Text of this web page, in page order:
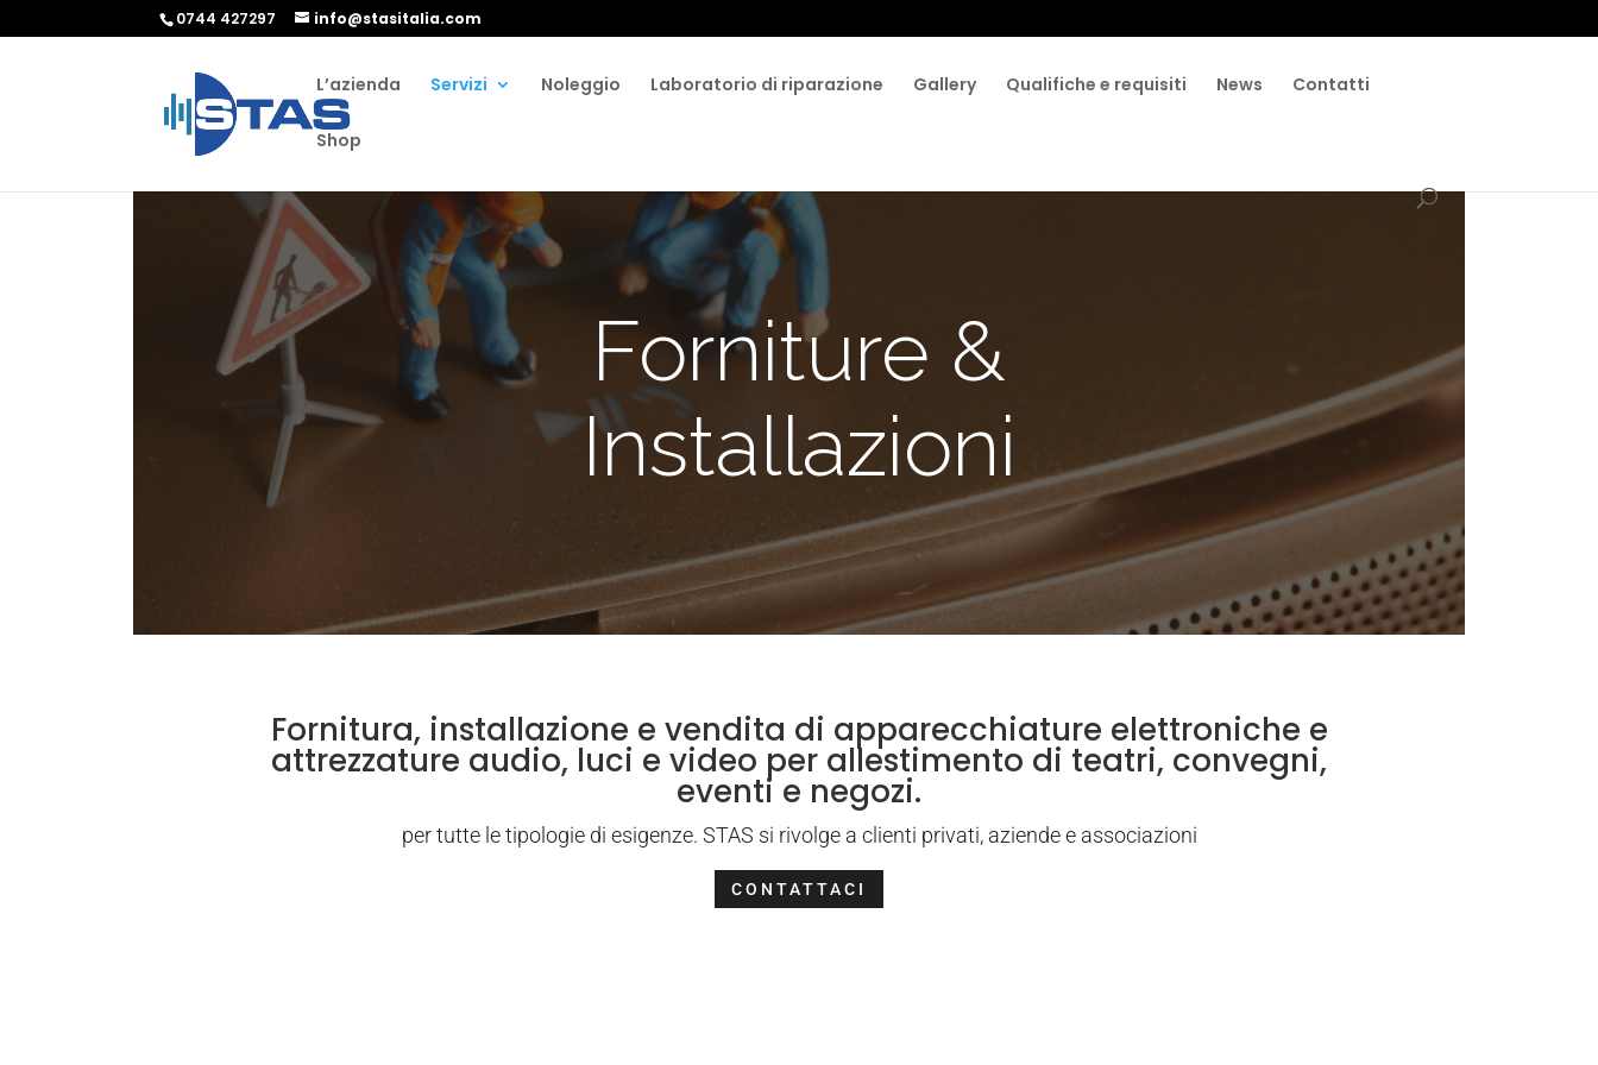
0744 427297 info@stasitalia.com
L’azienda Servizi Noleggio Laboratorio di riparazione Gallery Qualifiche e requisiti News Contatti
Shop
Forniture &
Installazioni
Fornitura, installazione e vendita di apparecchiature elettroniche e
attrezzature audio, luci e video per allestimento di teatri, convegni,
eventi e negozi.
per tutte le tipologie di esigenze. STAS si rivolge a clienti privati, aziende e associazioni
CONTATTACI